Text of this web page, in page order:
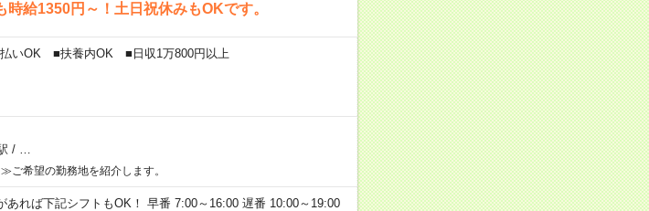
給1350円～！土日祝休みもOKです。
いOK ■扶養内OK ■日収1万800円以上
/ …
希望の勤務地を紹介します。
あれば下記シフトもOK！ 早番 7:00～16:00 遅番 10:00～19:00